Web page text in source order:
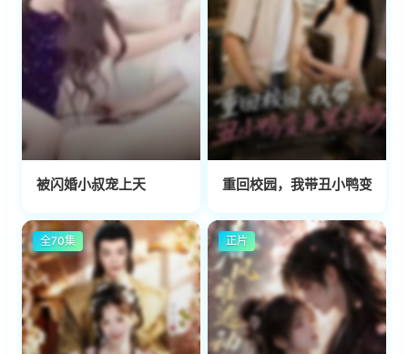
被闪婚小叔宠上天 重回校园，我带丑小鸭变身黑
全70集 正片